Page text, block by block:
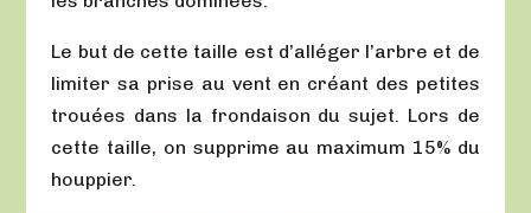
Le but de cette taille est d’alléger l’arbre et de
limiter sa prise au vent en créant des petites
trouées dans la frondaison du sujet. Lors de
cette taille, on supprime au maximum 15% du
houppier.